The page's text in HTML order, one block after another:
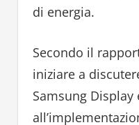
di energia.
Secondo il
iniziare a
Samsung